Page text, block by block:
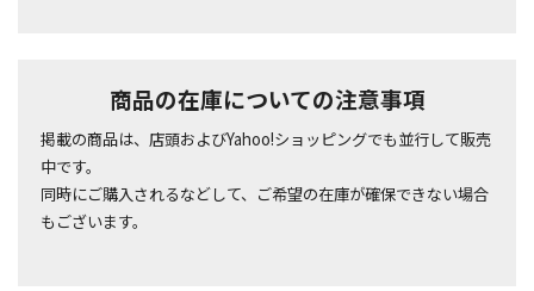
商品の在庫についての注意事項
掲載の商品は、店頭およびYahoo!ショッピングでも並行して販売
中です。
同時にご購入されるなどして、ご希望の在庫が確保できない場合
もございます。